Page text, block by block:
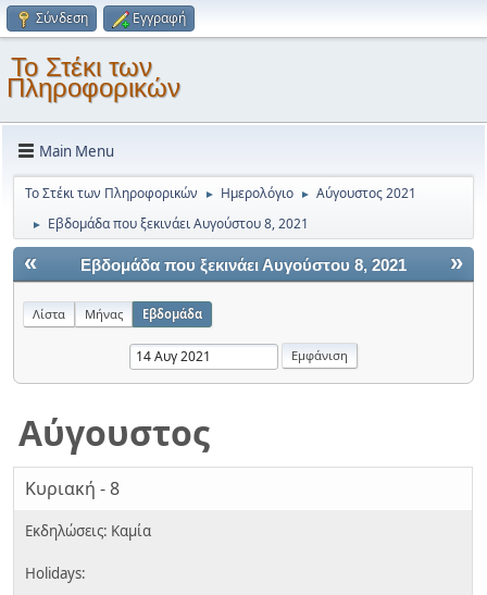
Σύνδεση Εγγραφή
Το Στέκι των
Πληροφορικών
Main Menu
Το Στέκι των Πληροφορικών ► Ημερολόγιο ► Αύγουστος 2021
► Εβδομάδα που ξεκινάει Αυγούστου 8, 2021
« »
Εβδομάδα που ξεκινάει Αυγούστου 8, 2021
Λίστα Μήνας Εβδομάδα
Αύγουστος
Κυριακή - 8